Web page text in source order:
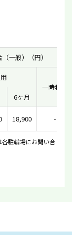
一般）（円）
一時利用
6ヶ月
18,900 -
駐輪場にお問い合